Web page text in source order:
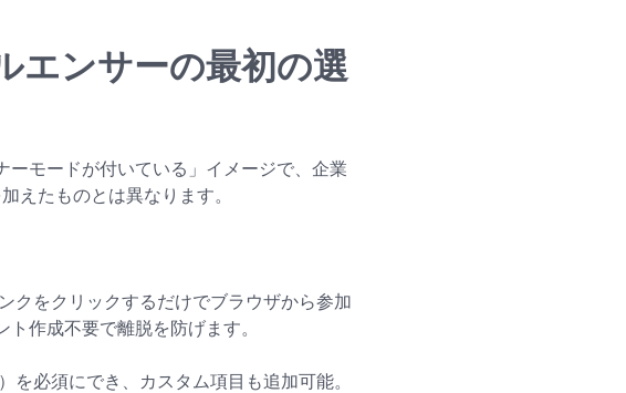
エンサーの最初の選
モードが付いている」イメージで、企業
えたものとは異なります。
クをクリックするだけでブラウザから参加
作成不要で離脱を防げます。
を必須にでき、カスタム項目も追加可能。